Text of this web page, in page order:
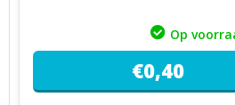
Op
€0,40